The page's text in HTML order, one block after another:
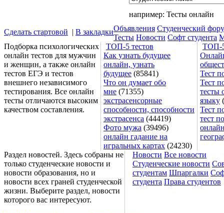
например: Тесты онлайн
Сделать стартовой | В закладкиОбъявления Студенческий
Тесты Новости Софт студента
Подборка психологических
онлайн тестов для мужчин
и женщин, а также онлайн
тестов ЕГЭ и тестов
внешнего независимого
тестирования. Все онлайн
тесты отличаются высоким
качеством составления.
ТОП-5 тестов
ТОП-
Как узнать будущее
онлайн, узнать
будущее (85841)
Что он думает обо
мне (71355)
экстрасенсорные
способности, способности
экстрасенса (44419)
Фото мужа (39496)
онлайн гадание на
игральных картах (24230)
Тест
Тест
тесты
языку
Тест
тест
Раздел новостей. Здесь собраны не
только студенческие новости и
новости образования, но и
новости всех граней студенческой
жизни. Выберите раздел, новости
которого вас интересуют.
Новости Все новости
Студенческие новости
студентам Шпаргалки
студента Права студентов